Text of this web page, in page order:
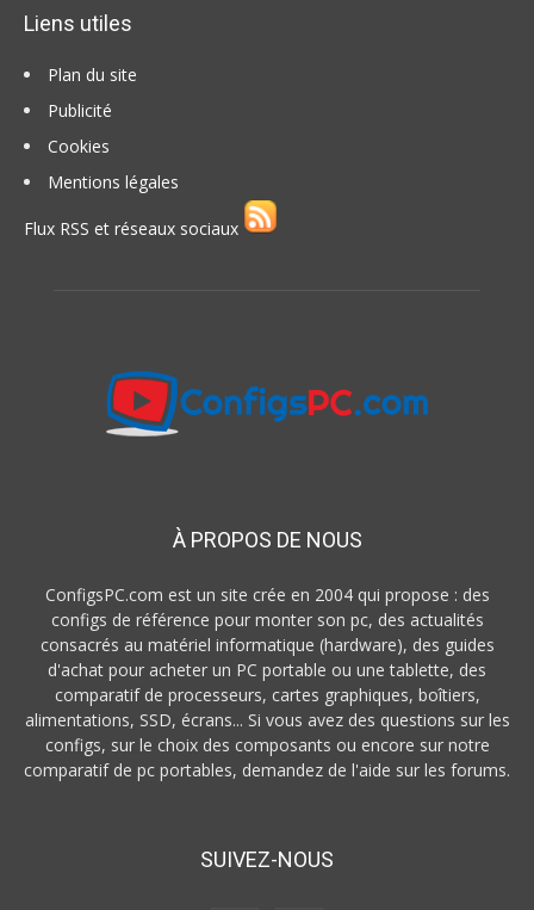
Liens utiles
Plan du site
Publicité
Cookies
Mentions légales
Flux RSS et réseaux sociaux
À PROPOS DE NOUS
ConfigsPC.com est un site crée en 2004 qui propose : des
configs de référence pour monter son pc, des actualités
consacrés au matériel informatique (hardware), des guides
d'achat pour acheter un PC portable ou une tablette, des
comparatif de processeurs, cartes graphiques, boîtiers,
alimentations, SSD, écrans... Si vous avez des questions sur les
configs, sur le choix des composants ou encore sur notre
comparatif de pc portables, demandez de l'aide sur les forums.
SUIVEZ-NOUS